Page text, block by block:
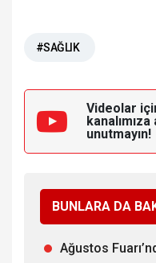
#SAĞLIK
Videolar
kanalımıza
unutmayın!
BUNLARA DA
Ağustos